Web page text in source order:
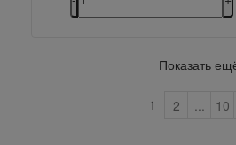
Показать
1 2 ... 10